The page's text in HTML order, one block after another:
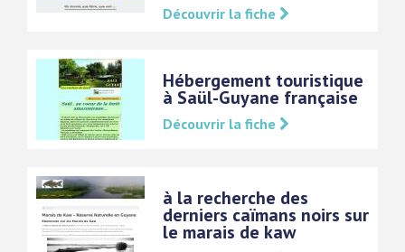
Découvrir la fiche
Hébergement touristique
à Saül-Guyane française
Découvrir la fiche
à la recherche des
derniers caïmans noirs sur
le marais de kaw